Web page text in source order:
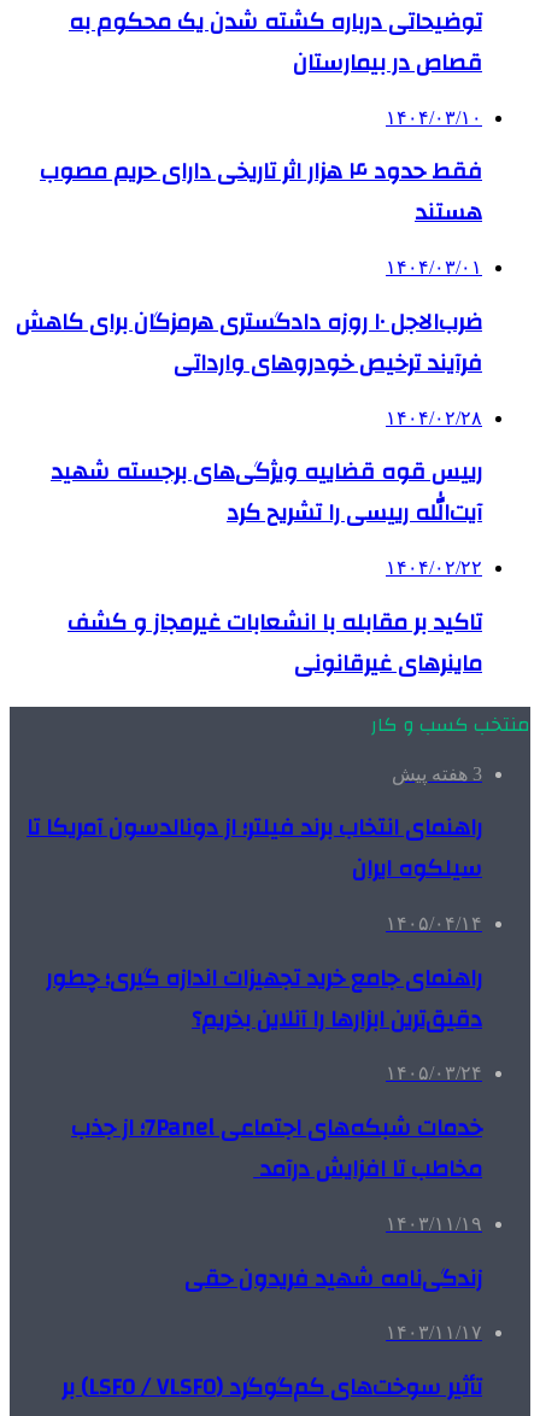
توضیحاتی درباره کشته شدن یک محکوم به
قصاص در بیمارستان
۱۴۰۴/۰۳/۱۰
فقط حدود ۴ هزار اثر تاریخی دارای حریم مصوب
هستند
۱۴۰۴/۰۳/۰۱
ضرب‌الاجل ۱۰ روزه دادگستری هرمزگان برای کاهش
فرآیند ترخیص خودروهای وارداتی
۱۴۰۴/۰۲/۲۸
رییس قوه قضاییه ویژگی‌های برجسته شهید
آیت‌الله رییسی را تشریح کرد
۱۴۰۴/۰۲/۲۲
تاکید بر مقابله با انشعابات غیرمجاز و کشف
ماینرهای غیرقانونی
منتخب کسب و کار
3 هفته پیش
راهنمای انتخاب برند فیلتر؛ از دونالدسون آمریکا تا
سیلکوه ایران
۱۴۰۵/۰۴/۱۴
راهنمای جامع خرید تجهیزات اندازه گیری؛ چطور
دقیق‌ترین ابزارها را آنلاین بخریم؟
۱۴۰۵/۰۳/۲۴
خدمات شبکه‌های اجتماعی 7Panel؛ از جذب
مخاطب تا افزایش درآمد
۱۴۰۳/۱۱/۱۹
زندگی‌نامه شهید فریدون حقی
۱۴۰۳/۱۱/۱۷
تأثیر سوخت‌های کم‌گوگرد (LSFO / VLSFO) بر